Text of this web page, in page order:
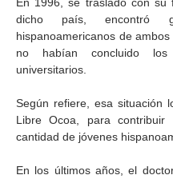
dicho país, encontró
hispanoamericanos de
no habían concluido
universitarios.
Según refiere, esa situación
Libre Ocoa, para
cantidad de jóvenes
En los últimos años, el